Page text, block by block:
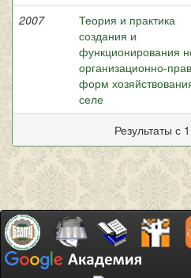
2007
Теория и практика
создания и
функционирования
организационно-
форм
селе
Результаты с